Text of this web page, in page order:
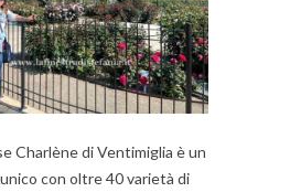
Charlène di Ventimiglia è un
con oltre 40 varietà di